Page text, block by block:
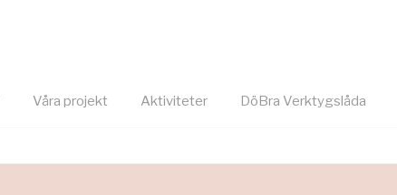
Våra projekt Aktiviteter DöBra Verktygslåda